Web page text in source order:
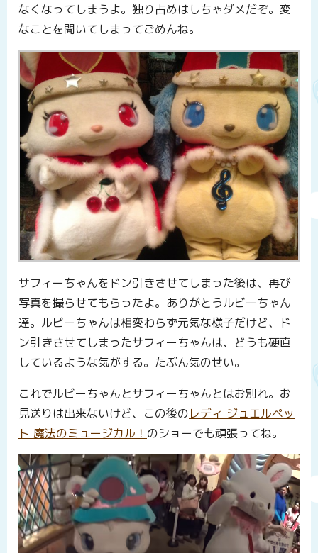
なくなってしまうよ。独り占めはしちゃダメだぞ。変
なことを聞いてしまってごめんね。
サフィーちゃんをドン引きさせてしまった後は、再び
写真を撮らせてもらったよ。ありがとうルビーちゃん
達。ルビーちゃんは相変わらず元気な様子だけど、ド
ン引きさせてしまったサフィーちゃんは、どうも硬直
しているような気がする。たぶん気のせい。
これでルビーちゃんとサフィーちゃんとはお別れ。お
見送りは出来ないけど、この後のレディ ジュエルペッ
ト 魔法のミュージカル！ のショーでも頑張ってね。